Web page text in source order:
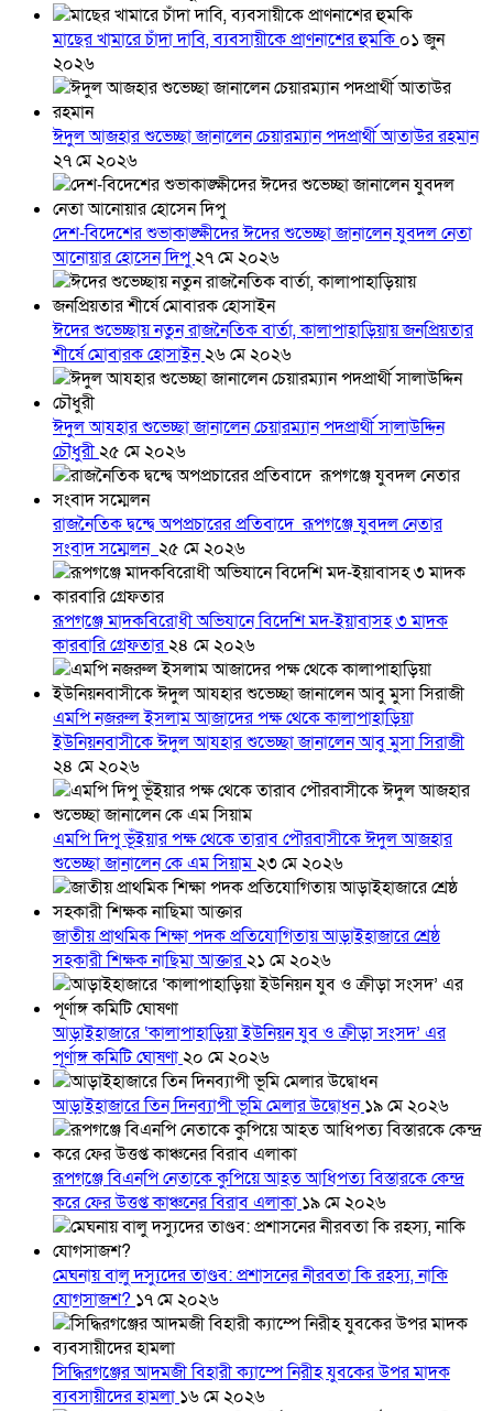
মাছের খামারে চাঁদা দাবি, ব্যবসায়ীকে প্রাণনাশের হুমকি ০১ জুন
২০২৬
ঈদুল আজহার শুভেচ্ছা জানালেন চেয়ারম্যান পদপ্রার্থী আতাউর রহমান
২৭ মে ২০২৬
দেশ-বিদেশের শুভাকাঙ্ক্ষীদের ঈদের শুভেচ্ছা জানালেন যুবদল নেতা
আনোয়ার হোসেন দিপু২৭ মে ২০২৬
ঈদের শুভেচ্ছায় নতুন রাজনৈতিক বার্তা, কালাপাহাড়িয়ায় জনপ্রিয়তার
শীর্ষে মোবারক হোসাইন২৬ মে ২০২৬
ঈদুল আযহার শুভেচ্ছা জানালেন চেয়ারম্যান পদপ্রার্থী সালাউদ্দিন
চৌধুরী২৫ মে ২০২৬
রাজনৈতিক দ্বন্দ্বে অপপ্রচারের প্রতিবাদে ‎রূপগঞ্জে যুবদল নেতার
সংবাদ সম্মেলন ‎ ২৫ মে ২০২৬
রূপগঞ্জে মাদকবিরোধী অভিযানে বিদেশি মদ-ইয়াবাসহ ৩ মাদক
কারবারি গ্রেফতার২৪ মে ২০২৬
এমপি নজরুল ইসলাম আজাদের পক্ষ থেকে কালাপাহাড়িয়া
ইউনিয়নবাসীকে ঈদুল আযহার শুভেচ্ছা জানালেন আবু মুসা সিরাজী
২৪ মে ২০২৬
এমপি দিপু ভূঁইয়ার পক্ষ থেকে তারাব পৌরবাসীকে ঈদুল আজহার
শুভেচ্ছা জানালেন কে এম সিয়াম২৩ মে ২০২৬
জাতীয় প্রাথমিক শিক্ষা পদক প্রতিযোগিতায় আড়াইহাজারে শ্রেষ্ঠ
সহকারী শিক্ষক নাছিমা আক্তার২১ মে ২০২৬
আড়াইহাজারে ‘কালাপাহাড়িয়া ইউনিয়ন যুব ও ক্রীড়া সংসদ’ এর
পূর্ণাঙ্গ কমিটি ঘোষণা২০ মে ২০২৬
আড়াইহাজারে তিন দিনব্যাপী ভূমি মেলার উদ্বোধন১৯ মে ২০২৬
রূপগঞ্জে বিএনপি নেতাকে কুপিয়ে আহত আধিপত্য বিস্তারকে কেন্দ্র
করে ফের উত্তপ্ত কাঞ্চনের বিরাব এলাকা ১৯ মে ২০২৬
মেঘনায় বালু দস্যুদের তাণ্ডব: প্রশাসনের নীরবতা কি রহস্য, নাকি
যোগসাজশ? ১৭ মে ২০২৬
সিদ্ধিরগঞ্জের আদমজী বিহারী ক্যাম্পে নিরীহ যুবকের উপর মাদক
ব্যবসায়ীদের হামলা ১৬ মে ২০২৬